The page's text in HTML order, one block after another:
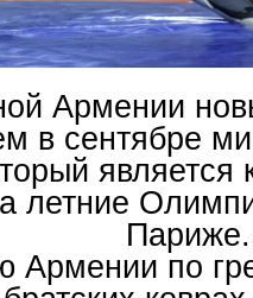
Армении
в сентябре
летние
Париже.
по